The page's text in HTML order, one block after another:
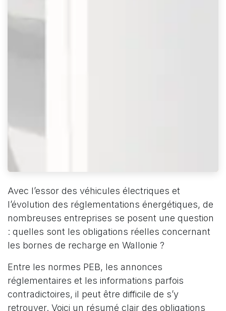
Avec l’essor des véhicules électriques et
l’évolution des réglementations énergétiques, de
nombreuses entreprises se posent une question
: quelles sont les obligations réelles concernant
les bornes de recharge en Wallonie ?
Entre les normes PEB, les annonces
réglementaires et les informations parfois
contradictoires, il peut être difficile de s’y
retrouver. Voici un résumé clair des obligations